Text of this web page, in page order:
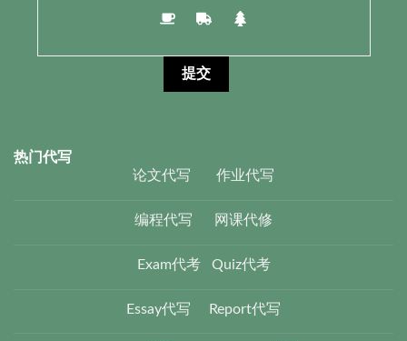
热门代写
论文代写 作业代写
编程代写 网课代修
Exam代考 Quiz代考
Essay代写 Report代写